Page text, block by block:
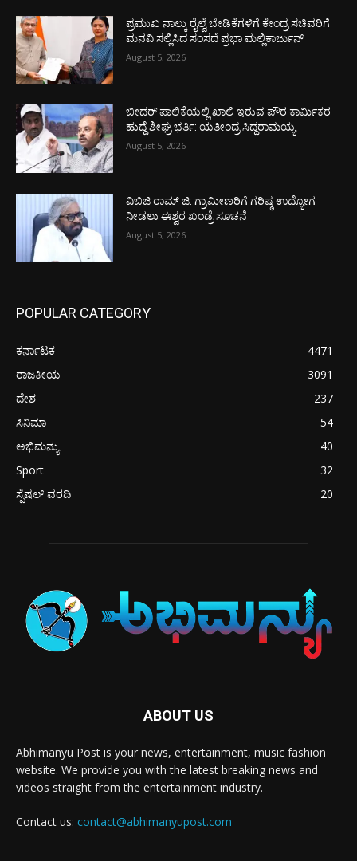
ಪ್ರಮುಖ ನಾಲ್ಕು ರೈಲ್ವೆ ಬೇಡಿಕೆಗಳಿಗೆ ಕೇಂದ್ರ ಸಚಿವರಿಗೆ
ಮನವಿ ಸಲ್ಲಿಸಿದ ಸಂಸದೆ ಪ್ರಭಾ ಮಲ್ಲಿಕಾರ್ಜುನ್
August 5, 2026
ಬೀದರ್ ಪಾಲಿಕೆಯಲ್ಲಿ ಖಾಲಿ ಇರುವ ಪೌರ ಕಾರ್ಮಿಕರ
ಹುದ್ದೆ ಶೀಘ್ರ ಭರ್ತಿ: ಯತೀಂದ್ರ ಸಿದ್ದರಾಮಯ್ಯ
August 5, 2026
ವಿಬಿಜಿ ರಾಮ್ ಜಿ: ಗ್ರಾಮೀಣರಿಗೆ ಗರಿಷ್ಠ ಉದ್ಯೋಗ
ನೀಡಲು ಈಶ್ವರ ಖಂಡ್ರೆ ಸೂಚನೆ
August 5, 2026
POPULAR CATEGORY
ಕರ್ನಾಟಕ
4471
ರಾಜಕೀಯ
3091
ದೇಶ
237
ಸಿನಿಮಾ
54
ಅಭಿಮನ್ಯು
40
Sport
32
ಸ್ಪೆಷಲ್ ವರದಿ
20
ABOUT US
Abhimanyu Post is your news, entertainment, music fashion
website. We provide you with the latest breaking news and
videos straight from the entertainment industry.
Contact us: contact@abhimanyupost.com